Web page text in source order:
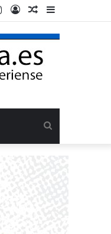
Barra
Publicación
azar
Acceso
Instagram